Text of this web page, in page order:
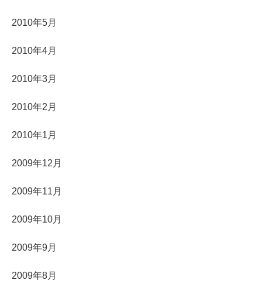
2010年5月
2010年4月
2010年3月
2010年2月
2010年1月
2009年12月
2009年11月
2009年10月
2009年9月
2009年8月